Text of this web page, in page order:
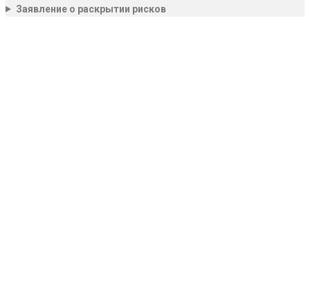
Заявление о раскрытии рисков